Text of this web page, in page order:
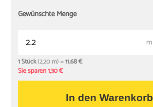
Gewünschte Menge
m
1 Stück(2,20 m) =11,68 €
Sie sparen 1,30 €
In den Warenkorb